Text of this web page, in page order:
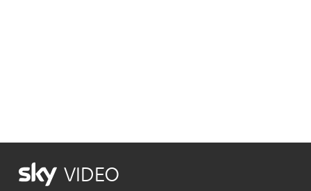
VIDEO